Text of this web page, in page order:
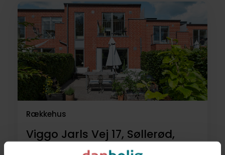
Rækkehus
Viggo Jarls Vej 17, Søllerød,
2830Virum